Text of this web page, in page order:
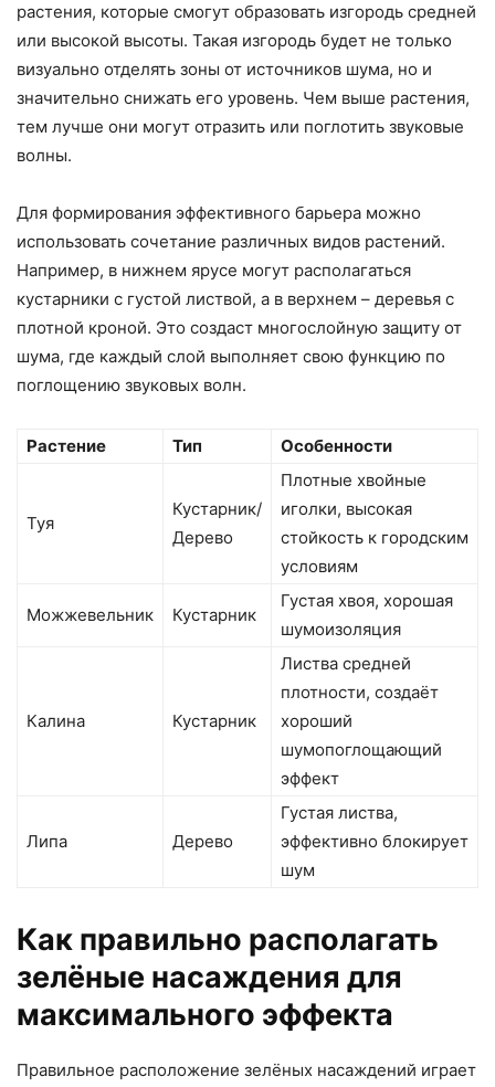
растения, которые смогут образовать изгородь средней
или высокой высоты. Такая изгородь будет не только
визуально отделять зоны от источников шума, но и
значительно снижать его уровень. Чем выше растения,
тем лучше они могут отразить или поглотить звуковые
волны.
Для формирования эффективного барьера можно
использовать сочетание различных видов растений.
Например, в нижнем ярусе могут располагаться
кустарники с густой листвой, а в верхнем – деревья с
плотной кроной. Это создаст многослойную защиту от
шума, где каждый слой выполняет свою функцию по
поглощению звуковых волн.
Растение Тип Особенности
Туя
Кустарник/
Дерево
Плотные хвойные
иголки, высокая
стойкость к городским
условиям
Можжевельник Кустарник
Густая хвоя, хорошая
шумоизоляция
Калина Кустарник
Листва средней
плотности, создаёт
хороший
шумопоглощающий
эффект
Липа Дерево
Густая листва,
эффективно блокирует
шум
Как правильно располагать
зелёные насаждения для
максимального эффекта
Правильное расположение зелёных насаждений играет